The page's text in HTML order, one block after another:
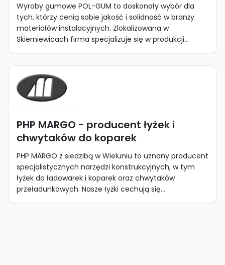
Wyroby gumowe POL-GUM to doskonały wybór dla
tych, którzy cenią sobie jakość i solidność w branży
materiałów instalacyjnych. Zlokalizowana w
Skierniewicach firma specjalizuje się w produkcji...
PHP MARGO - producent łyżek i
chwytaków do koparek
PHP MARGO z siedzibą w Wieluniu to uznany producent
specjalistycznych narzędzi konstrukcyjnych, w tym
łyżek do ładowarek i koparek oraz chwytaków
przeładunkowych. Nasze łyżki cechują się...